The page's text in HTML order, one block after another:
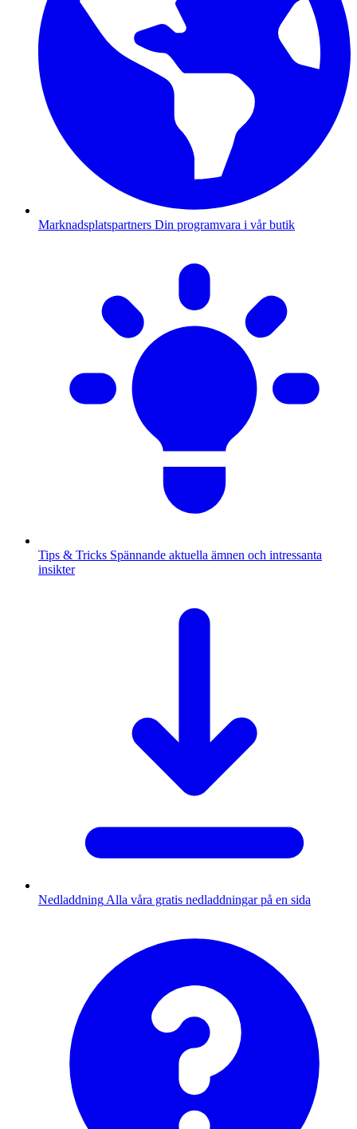
Marknadsplatspartners Din programvara i vår butik
Tips & Tricks Spännande aktuella ämnen och intressanta
insikter
Nedladdning Alla våra gratis nedladdningar på en sida